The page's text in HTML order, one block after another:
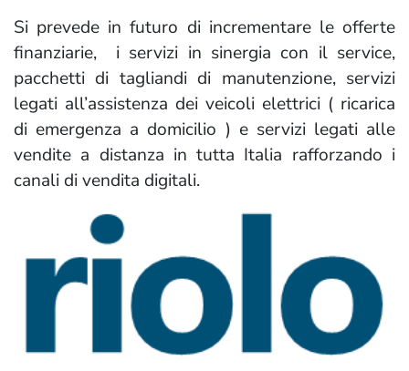
Si prevede in futuro di incrementare le offerte
finanziarie, i servizi in sinergia con il service,
pacchetti di tagliandi di manutenzione, servizi
legati all’assistenza dei veicoli elettrici ( ricarica
di emergenza a domicilio ) e servizi legati alle
vendite a distanza in tutta Italia rafforzando i
canali di vendita digitali.